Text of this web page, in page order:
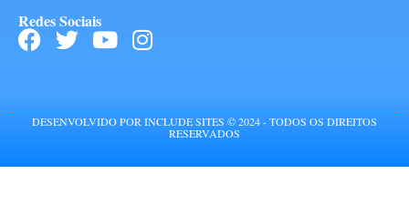
Redes Sociais
DESENVOLVIDO POR INCLUDE SITES © 2024 - TODOS OS DIREITOS
RESERVADOS